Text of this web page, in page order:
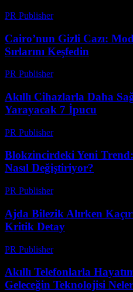
PR Publisher-
Cairo’nun Gizli Cazı:
Sırlarını Keşfedin
PR Publisher-
Akıllı Cihazlarla Daha
Yarayacak 7 İpucu
PR Publisher-
Blokzincirdeki Yeni
Nasıl Değiştiriyor?
PR Publisher-
Ajda Bilezik Alırken
Kritik Detay
PR Publisher-
Akıllı Telefonlarla
Geleceğin Teknolojisi